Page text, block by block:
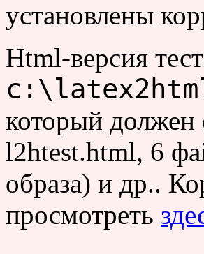
установлены
Html-версия
который
l2htest.html, 6
образа) и др..
просмотреть